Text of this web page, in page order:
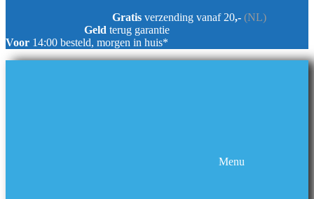
Gratis verzending vanaf 20,- (NL)
Geld terug garantie
Voor 14:00 besteld, morgen in huis*
Menu